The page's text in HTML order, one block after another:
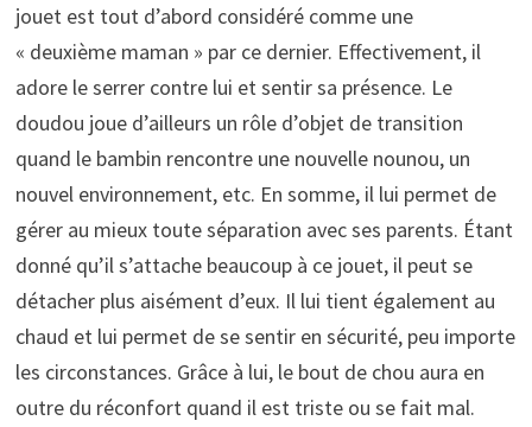
jouet est tout d’abord considéré comme une
« deuxième maman » par ce dernier. Effectivement, il
adore le serrer contre lui et sentir sa présence. Le
doudou joue d’ailleurs un rôle d’objet de transition
quand le bambin rencontre une nouvelle nounou, un
nouvel environnement, etc. En somme, il lui permet de
gérer au mieux toute séparation avec ses parents. Étant
donné qu’il s’attache beaucoup à ce jouet, il peut se
détacher plus aisément d’eux. Il lui tient également au
chaud et lui permet de se sentir en sécurité, peu importe
les circonstances. Grâce à lui, le bout de chou aura en
outre du réconfort quand il est triste ou se fait mal.